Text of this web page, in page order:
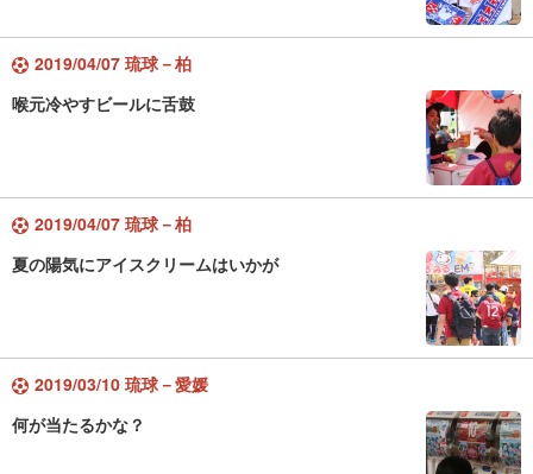
2019/04/07 琉球－柏
喉元冷やすビールに舌鼓
2019/04/07 琉球－柏
夏の陽気にアイスクリームはいかが
2019/03/10 琉球－愛媛
何が当たるかな？